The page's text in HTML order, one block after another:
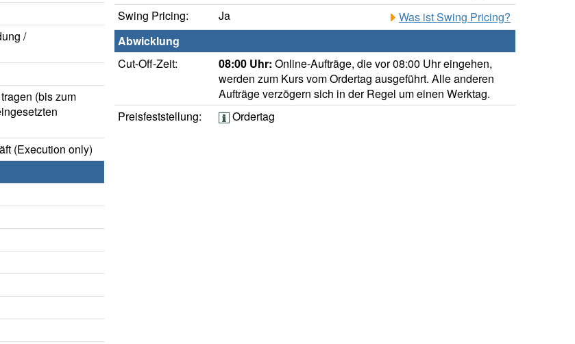
/
(bis zum
(Execution only)
Swing Pricing:
Ja
Was ist Swing Pricing?
Abwicklung
Cut-Off-Zeit:
08:00 Uhr: Online-Aufträge, die vor 08:00 Uhr eingehen,
werden zum Kurs vom Ordertag ausgeführt. Alle anderen
Aufträge verzögern sich in der Regel um einen Werktag.
Preisfeststellung:
Ordertag